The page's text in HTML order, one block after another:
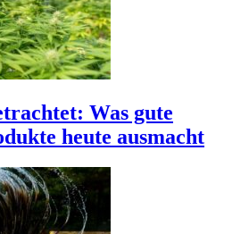
Was gute
heute ausmacht